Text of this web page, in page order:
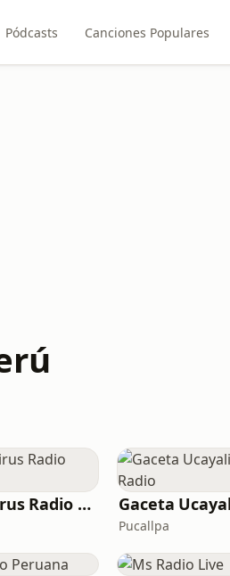
Pódcasts Canciones Populares
El Antivirus Radio Online
Pucallpa